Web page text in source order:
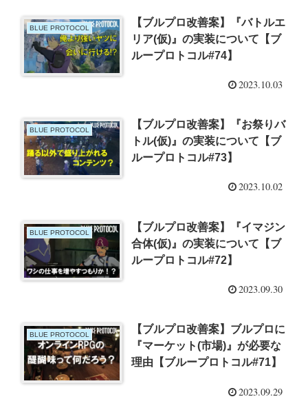
BLUE PROTOCOL
【ブルプロ改善案】『バトルエ
リア(仮)』の実装について【ブ
ループロトコル#74】
2023.10.03
BLUE PROTOCOL
【ブルプロ改善案】『お祭りバ
トル(仮)』の実装について【ブ
ループロトコル#73】
2023.10.02
BLUE PROTOCOL
【ブルプロ改善案】『イマジン
合体(仮)』の実装について【ブ
ループロトコル#72】
2023.09.30
BLUE PROTOCOL
【ブルプロ改善案】ブルプロに
『マーケット(市場)』が必要な
理由【ブループロトコル#71】
2023.09.29